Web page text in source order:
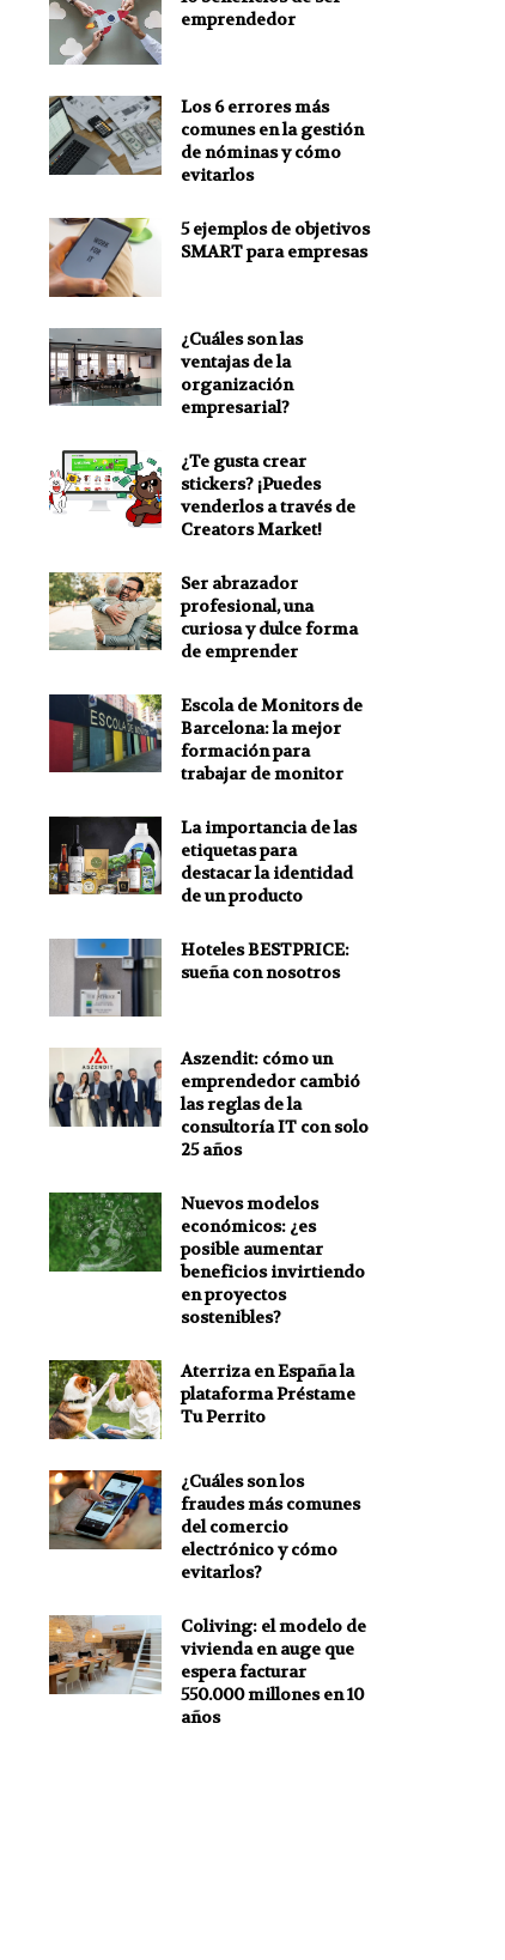
emprendedor
Los 6 errores más
comunes en la gestión
de nóminas y cómo
evitarlos
5 ejemplos de objetivos
SMART para empresas
¿Cuáles son las
ventajas de la
organización
empresarial?
¿Te gusta crear
stickers? ¡Puedes
venderlos a través de
Creators Market!
Ser abrazador
profesional, una
curiosa y dulce forma
de emprender
Escola de Monitors de
Barcelona: la mejor
formación para
trabajar de monitor
La importancia de las
etiquetas para
destacar la identidad
de un producto
Hoteles BESTPRICE:
sueña con nosotros
Aszendit: cómo un
emprendedor cambió
las reglas de la
consultoría IT con solo
25 años
Nuevos modelos
económicos: ¿es
posible aumentar
beneficios invirtiendo
en proyectos
sostenibles?
Aterriza en España la
plataforma Préstame
Tu Perrito
¿Cuáles son los
fraudes más comunes
del comercio
electrónico y cómo
evitarlos?
Coliving: el modelo de
vivienda en auge que
espera facturar
550.000 millones en 10
años